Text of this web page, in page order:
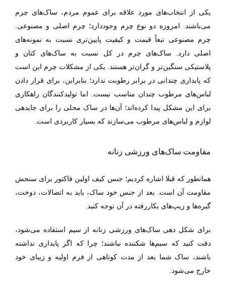
یکی از انتخاب‌های مورد ‌علاقه برای عموم مردم، ساک‌های چرم
می‌باشند. امروزه دو نوع چرم وجود‌دارد؛ چرم اصلی و مصنوعی.
چرم مصنوعی تبعاً قیمت و کیفیت پایین‌تری نسبت به نمونه‌های
اصلی دارد. ساک‌های چرم در کل نسبت به ساک‌های کتان و
پلاستیکی سنگین‌تر و گران‌تر هستند. یکی از مشکلات چرم این است
که پایداری چندانی در برابر رطوبت ندارد؛ بنابراین، برای قرار دادن
لباس‌های مرطوب چندان مناسب نیست. اما تولید‌کنندگان راهکاری
برای این مشکل پیدا کرده‌اند؛ آن‌ها در ساک محلی را برای جایدهی
لوازم و لباس‌های مرطوب می‌سازند که بسیار کاربردی است.
مقاومت ساک‌های ورزشی زنانه
همانطور که قبلا اشاره کردیم؛ جنس کیف اولین فاکتور برای سنجش
مقاومت آن است. بعد از جنس خود ساک، باید به اتصالات، دوخت،
گیره‌ها و زیپ‌های بکار‌رفته در آن توجه کنید.
برای شکل ‌دهی ساک‌های ورزشی زنانه از سیم استفاده می‌شود،
دقت کنید که سیم‌ها شکننده نباشند؛ چرا که اگر پایداری نداشته
‌باشند، ساک شما بعد از مدت کوتاهی از فرم اولیه و زیبای خود
خارج می‌شود.